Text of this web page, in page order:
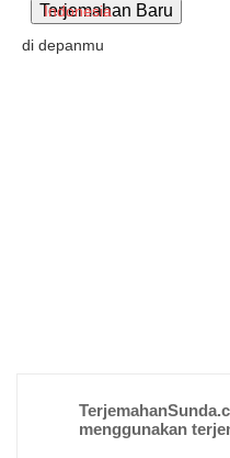
Indonesia
di depanmu
menggunakan